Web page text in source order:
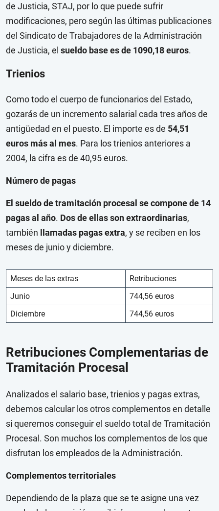
de Justicia, STAJ, por lo que puede sufrir
modificaciones, pero según las últimas publicaciones
del Sindicato de Trabajadores de la Administración
de Justicia, el sueldo base es de 1090,18 euros.
Trienios
Como todo el cuerpo de funcionarios del Estado,
gozarás de un incremento salarial cada tres años de
antigüedad en el puesto. El importe es de 54,51
euros más al mes. Para los trienios anteriores a
2004, la cifra es de 40,95 euros.
Número de pagas
El sueldo de tramitación procesal se compone de 14
pagas al año. Dos de ellas sonextraordinarias,
también
llamadas pagas extra, y se reciben en los
meses de junio y diciembre.
Meses de las extras
Retribuciones
Junio
744,56 euros
Diciembre
744,56 euros
Retribuciones Complementarias de
Tramitación Procesal
Analizados el salario base, trienios y pagas extras,
debemos calcular los otros complementos en detalle
si queremos conseguir el sueldo total de Tramitación
Procesal. Son muchos los complementos de los que
disfrutan los empleados de la Administración.
Complementos territoriales
Dependiendo de la plaza que se te asigne una vez